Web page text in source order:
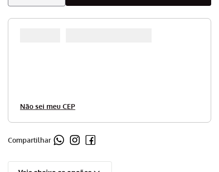
Não sei meu CEP
Compartilhar